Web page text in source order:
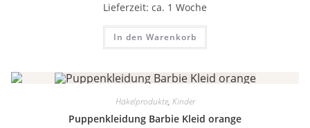
Lieferzeit: ca. 1 Woche
In den Warenkorb
Häkelprodukte, Kinder
Puppenkleidung Barbie Kleid orange